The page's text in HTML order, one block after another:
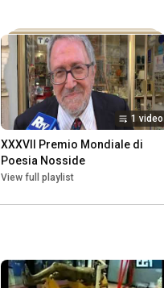
1 video
XXXVII Premio Mondiale di
Poesia Nosside
View full playlist